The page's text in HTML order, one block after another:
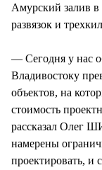
Амурский залив в
развязок и
— Сегодня у нас
Владивостоку
объектов, на
стоимость
рассказал Олег
намерены
проектировать, и